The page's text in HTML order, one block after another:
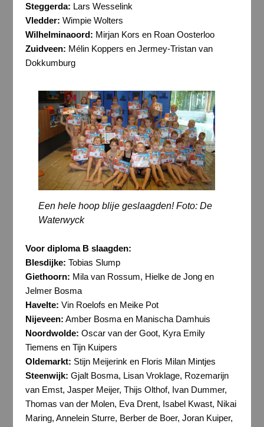
Steggerda: Lars Wesselink
Vledder: Wimpie Wolters
Wilhelminaoord: Mirjan Kors en Roan Oosterloo
Zuidveen: Mélin Koppers en Jermey-Tristan van
Dokkumburg
Een hele hoop blije geslaagden! Foto: De
Waterwyck
Voor diploma B slaagden:
Blesdijke: Tobias Slump
Giethoorn: Mila van Rossum, Hielke de Jong en
Jelmer Bosma
Havelte: Vin Roelofs en Meike Pot
Nijeveen: Amber Bosma en Manischa Damhuis
Noordwolde: Oscar van der Goot, Kyra Emily
Tiemens en Tijn Kuipers
Oldemarkt: Stijn Meijerink en Floris Milan Mintjes
Steenwijk: Gjalt Bosma, Lisan Vroklage, Rozemarijn
van Emst, Jasper Meijer, Thijs Olthof, Ivan Dummer,
Thomas van der Molen, Eva Drent, Isabel Kwast, Nikai
Maring, Annelein Sturre, Berber de Boer, Joran Kuiper,